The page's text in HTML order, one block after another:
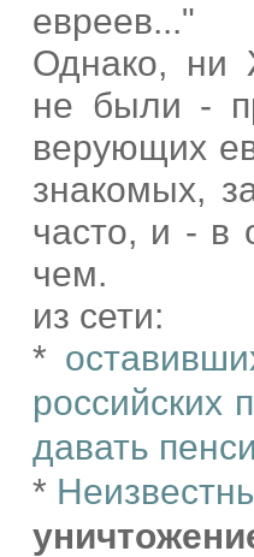
евреев..."
Однако, ни
не были -
верующих
знакомых,
часто, и - в
чем.
из сети:
*
российских
давать
*